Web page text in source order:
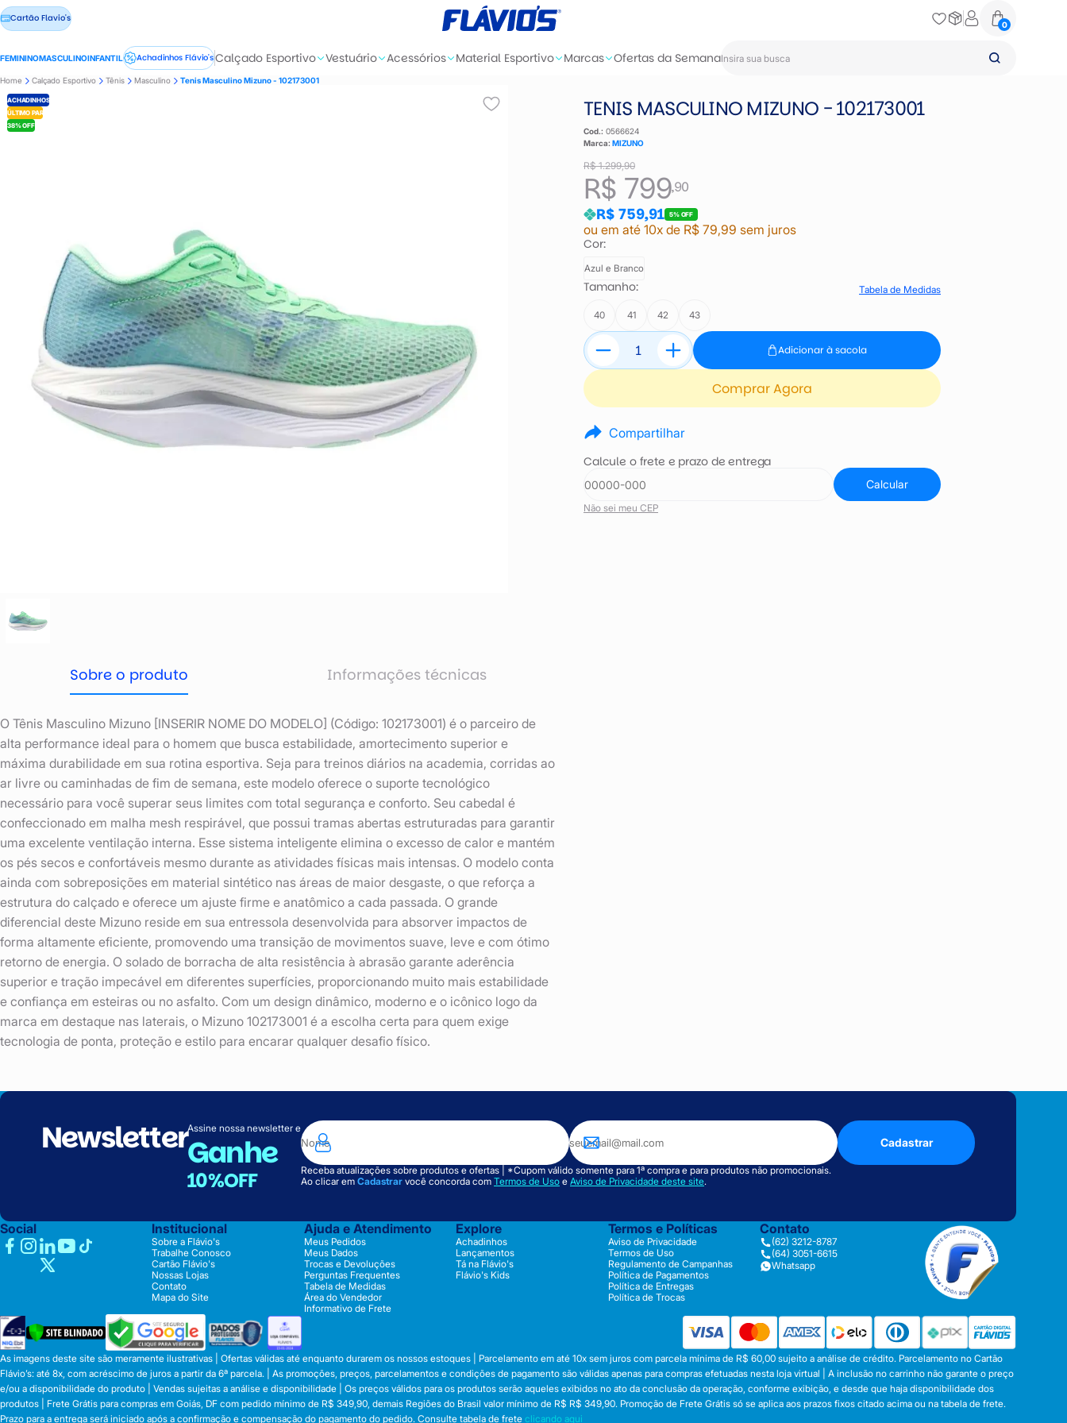
Cartão Flavio's
0
FEMININOMASCULINOINFANTIL Achadinhos Flávio'sCalçado Esportivo Vestuário Acessórios Material Esportivo Marcas Ofertas da Semana
Home Calçado Esportivo Tênis Masculino Tenis Masculino Mizuno - 102173001
38% OFF
ÚLTIMO PAR
ACHADINHOS TENIS MASCULINO MIZUNO - 102173001
Cod.: 0566624
Marca: MIZUNO
R$ 1.299,90
R$ 799,90
R$ 759,91 5% OFF
ou em até 10x de R$ 79,99 sem juros
Cor:
Azul e Branco
Tamanho: Tabela de Medidas
40 41 42 43
Adicionar à sacola
Comprar Agora
Compartilhar
Calcule o frete e prazo de entrega
Calcular
Não sei meu CEP
Sobre o produto Informações técnicas
O Tênis Masculino Mizuno [INSERIR NOME DO MODELO] (Código: 102173001) é o parceiro de
alta performance ideal para o homem que busca estabilidade, amortecimento superior e
máxima durabilidade em sua rotina esportiva. Seja para treinos diários na academia, corridas ao
ar livre ou caminhadas de fim de semana, este modelo oferece o suporte tecnológico
necessário para você superar seus limites com total segurança e conforto. Seu cabedal é
confeccionado em malha mesh respirável, que possui tramas abertas estruturadas para garantir
uma excelente ventilação interna. Esse sistema inteligente elimina o excesso de calor e mantém
os pés secos e confortáveis mesmo durante as atividades físicas mais intensas. O modelo conta
ainda com sobreposições em material sintético nas áreas de maior desgaste, o que reforça a
estrutura do calçado e oferece um ajuste firme e anatômico a cada passada. O grande
diferencial deste Mizuno reside em sua entressola desenvolvida para absorver impactos de
forma altamente eficiente, promovendo uma transição de movimentos suave, leve e com ótimo
retorno de energia. O solado de borracha de alta resistência à abrasão garante aderência
superior e tração impecável em diferentes superfícies, proporcionando muito mais estabilidade
e confiança em esteiras ou no asfalto. Com um design dinâmico, moderno e o icônico logo da
marca em destaque nas laterais, o Mizuno 102173001 é a escolha certa para quem exige
tecnologia de ponta, proteção e estilo para encarar qualquer desafio físico.
NewsletterAssine nossa newsletter e
Ganhe
10%OFF
Cadastrar
Receba atualizações sobre produtos e ofertas | *Cupom válido somente para 1ª compra e para produtos não promocionais.
Ao clicar em Cadastrar você concorda com Termos de Uso e Aviso de Privacidade deste site.
Social Institucional
Sobre a Flávio's
Trabalhe Conosco
Cartão Flávio's
Nossas Lojas
Contato
Mapa do Site
Ajuda e Atendimento
Meus Pedidos
Meus Dados
Trocas e Devoluções
Perguntas Frequentes
Tabela de Medidas
Área do Vendedor
Informativo de Frete
Explore
Achadinhos
Lançamentos
Tá na Flávio's
Flávio's Kids
Termos e Políticas
Aviso de Privacidade
Termos de Uso
Regulamento de Campanhas
Política de Pagamentos
Política de Entregas
Política de Trocas
Contato
(62) 3212-8787
(64) 3051-6615
Whatsapp
As imagens deste site são meramente ilustrativas | Ofertas válidas até enquanto durarem os nossos estoques | Parcelamento em até 10x sem juros com parcela mínima de R$ 60,00 sujeito a análise de crédito. Parcelamento no Cartão
Flávio’s: até 8x, com acréscimo de juros a partir da 6ª parcela. | As promoções, preços, parcelamentos e condições de pagamento são válidas apenas para compras efetuadas nesta loja virtual | A inclusão no carrinho não garante o preço
e/ou a disponibilidade do produto | Vendas sujeitas a análise e disponibilidade | Os preços válidos para os produtos serão aqueles exibidos no ato da conclusão da operação, conforme exibição, e desde que haja disponibilidade dos
produtos | Frete Grátis para compras em Goiás, DF com pedido mínimo de R$ 349,90, demais Regiões do Brasil valor mínimo de R$ R$ 349,90. Promoção de Frete Grátis só se aplica aos prazos fixos citado acima ou na tabela de frete.
Prazo para a entrega será iniciado após a confirmação e compensação do pagamento do pedido. Consulte tabela de frete clicando aqui